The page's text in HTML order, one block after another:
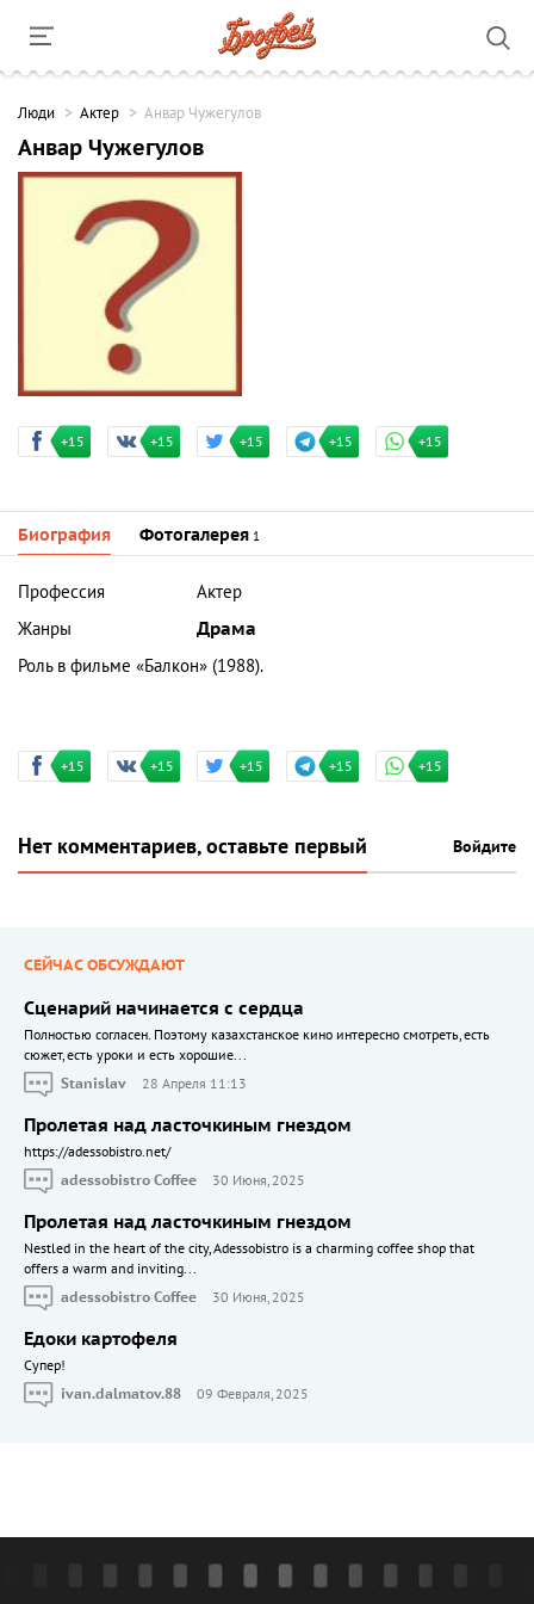
Люди Актер Анвар Чужегулов
Анвар Чужегулов
+15 +15 +15 +15 +15
Биография Фотогалерея 1
Профессия
Актер
Жанры
Драма
Роль в фильме «Балкон» (1988).
+15 +15 +15 +15 +15
Нет комментариев, оставьте первый Войдите
СЕЙЧАС ОБСУЖДАЮТ
Сценарий начинается с сердца
Полностью согласен. Поэтому казахстанское кино интересно смотреть, есть
сюжет, есть уроки и есть хорошие...
Stanislav
28 Апреля 11:13
Пролетая над ласточкиным гнездом
https://adessobistro.net/
adessobistro Coffee
30 Июня, 2025
Пролетая над ласточкиным гнездом
Nestled in the heart of the city, Adessobistro is a charming coffee shop that
offers a warm and inviting...
adessobistro Coffee
30 Июня, 2025
Едоки картофеля
Cупер!
ivan.dalmatov.88
09 Февраля, 2025